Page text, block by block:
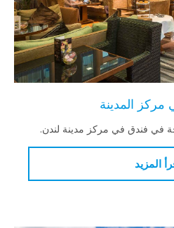
المدينة
فندق في مركز مدينة لندن.